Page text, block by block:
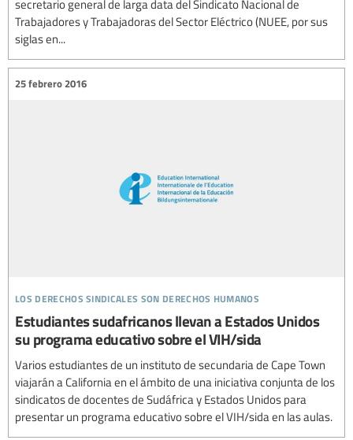
secretario general de larga data del Sindicato Nacional de
Trabajadores y Trabajadoras del Sector Eléctrico (NUEE, por sus
siglas en...
los derechos sindicales son derechos humanos
25 febrero 2016
Estudiantes sudafricanos llevan a Estados Unidos
su programa educativo sobre el VIH/sida
Varios estudiantes de un instituto de secundaria de Cape Town
viajarán a California en el ámbito de una iniciativa conjunta de los
sindicatos de docentes de Sudáfrica y Estados Unidos para
presentar un programa educativo sobre el VIH/sida en las aulas.